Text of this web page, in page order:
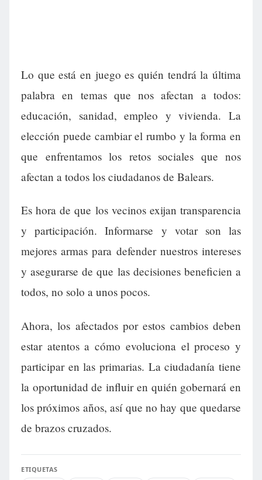
Lo que está en juego es quién tendrá la última
palabra en temas que nos afectan a todos:
educación, sanidad, empleo y vivienda. La
elección puede cambiar el rumbo y la forma en
que enfrentamos los retos sociales que nos
afectan a todos los ciudadanos de Balears.
Es hora de que los vecinos exijan transparencia
y participación. Informarse y votar son las
mejores armas para defender nuestros intereses
y asegurarse de que las decisiones beneficien a
todos, no solo a unos pocos.
Ahora, los afectados por estos cambios deben
estar atentos a cómo evoluciona el proceso y
participar en las primarias. La ciudadanía tiene
la oportunidad de influir en quién gobernará en
los próximos años, así que no hay que quedarse
de brazos cruzados.
ETIQUETAS